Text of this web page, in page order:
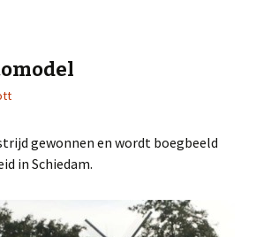
gewonnen en wordt boegbeeld
in Schiedam.